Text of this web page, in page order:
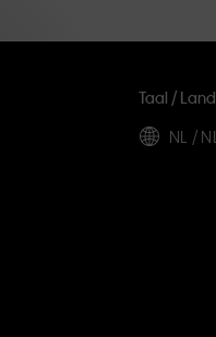
Taal / Land
NL / NL